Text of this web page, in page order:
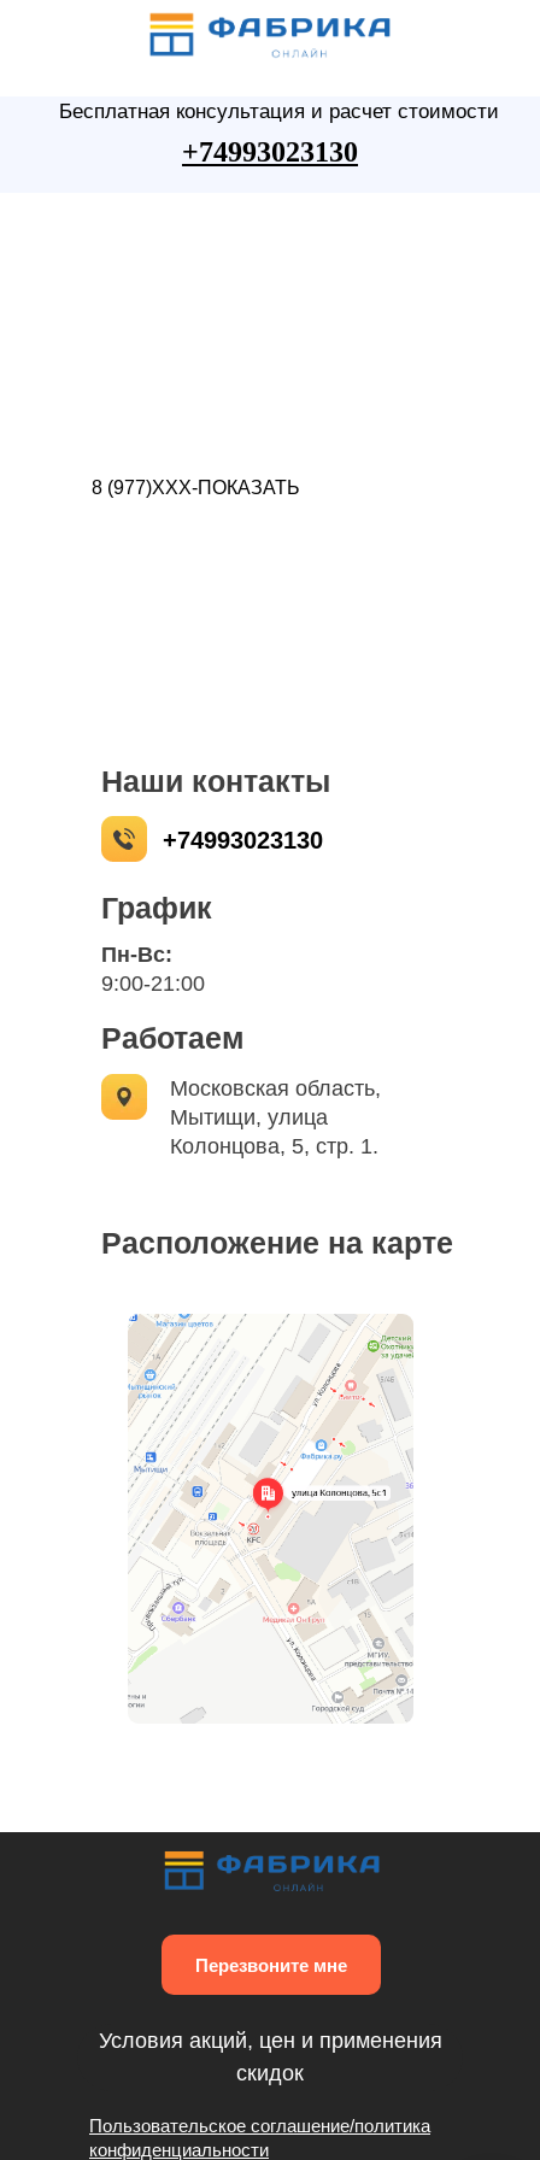
Бесплатная консультация и расчет стоимости
+74993023130
8 (977)XXX-ПОКАЗАТЬ
Наши контакты
График
Пн-Вс:
9:00-21:00
Работаем
Московская область,
Мытищи, улица
Колонцова, 5, стр. 1.
Расположение на карте
+74993023130
Пользовательское соглашение/политика
конфиденциальности
Перезвоните мне
Условия акций, цен и применения
скидок